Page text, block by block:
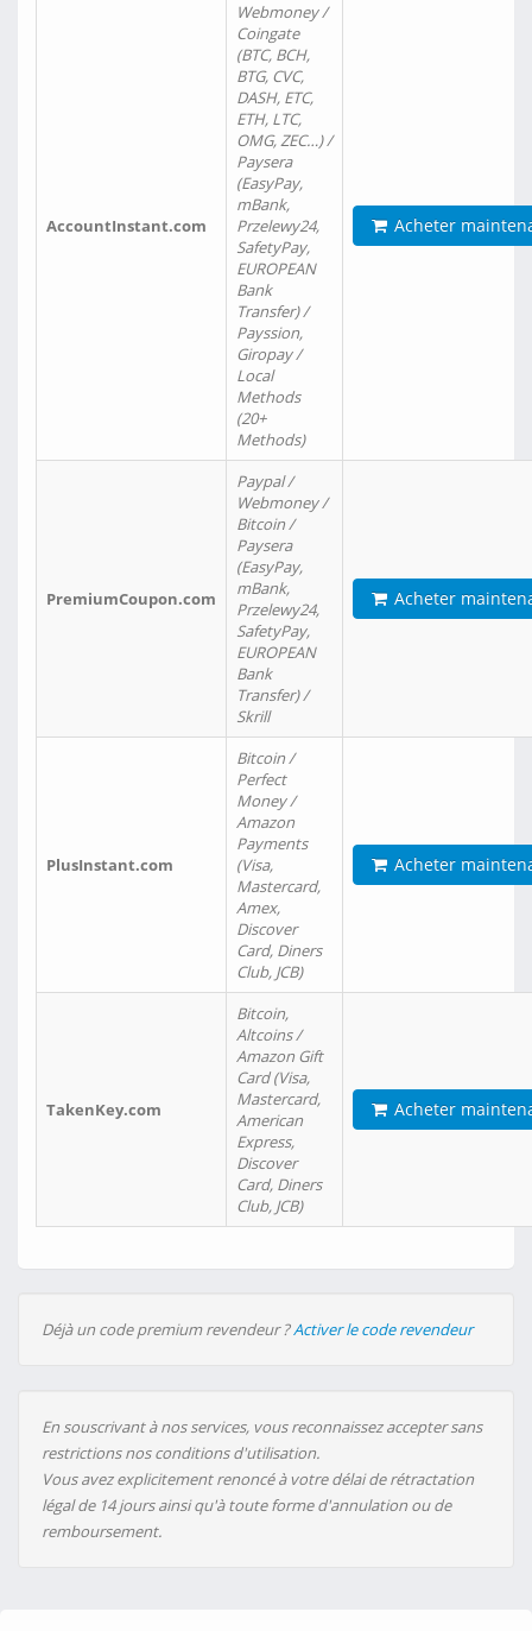
AccountInstant.com
Webmoney /
Coingate
(BTC, BCH,
BTG, CVC,
DASH, ETC,
ETH, LTC,
OMG, ZEC…) /
Paysera
(EasyPay,
mBank,
Przelewy24,
SafetyPay,
EUROPEAN
Bank
Transfer) /
Payssion,
Giropay /
Local
Methods
(20+
Methods)
Acheter
PremiumCoupon.com
Paypal /
Webmoney /
Bitcoin /
Paysera
(EasyPay,
mBank,
Przelewy24,
SafetyPay,
EUROPEAN
Bank
Transfer) /
Skrill
Acheter
PlusInstant.com
Bitcoin /
Perfect
Money /
Amazon
Payments
(Visa,
Mastercard,
Amex,
Discover
Card, Diners
Club, JCB)
Acheter
TakenKey.com
Bitcoin,
Altcoins /
Amazon Gift
Card (Visa,
Mastercard,
American
Express,
Discover
Card, Diners
Club, JCB)
Acheter
Déjà un code premium revendeur ?Activer le code revendeur
En souscrivant à nos services, vous reconnaissez accepter sans
restrictions nos conditions d'utilisation.
Vous avez explicitement renoncé à votre délai de rétractation
légal de 14 jours ainsi qu'à toute forme d'annulation ou de
remboursement.